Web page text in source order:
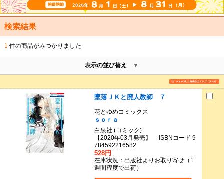
検索結果
1 件の商品がみつかりました
表示の並び替え
墜落ＪＫと廃人教師 ７
花とゆめコミックス
ｓｏｒａ
白泉社 (コミック)
【2020年03月発売】 ISBNコード 9
784592216582
528円
在庫状況：出版社よりお取り寄せ（1
週間程度で出荷）